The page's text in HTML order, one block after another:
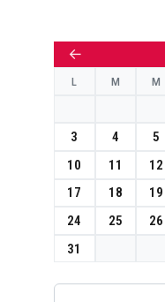
←
L M M
3
4 5
10
11 12
17
18 19
24
25 26
31